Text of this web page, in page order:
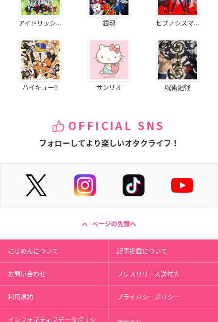
アイドリッシ... 銀魂 ヒプノシスマ...
ハイキュー!! サンリオ 呪術廻戦
OFFICIAL SNS
フォローしてより楽しいオタクライフ！
ページの先頭へ
にじめんについて 記事掲載について
お問い合わせ プレスリリース送付先
利用規約 プライバシーポリシー
インフォマティブデータポリシ